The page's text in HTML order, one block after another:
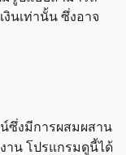
งินเท่านั้น ซึ่งอาจ
ซึ่งมีการผสมผสาน
าน โปรแกรมดูนี้ได้